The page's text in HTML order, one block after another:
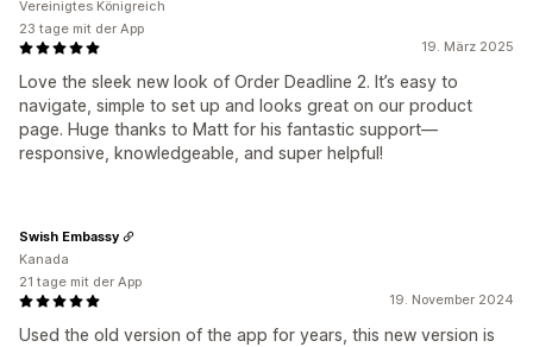
19. März 2025
Love the sleek new look of Order Deadline 2. It’s easy to
navigate, simple to set up and looks great on our product
page. Huge thanks to Matt for his fantastic support—
responsive, knowledgeable, and super helpful!
Vereinigtes Königreich
23 tage mit der App
19. November 2024
Used the old version of the app for years, this new version is
Swish Embassy
Kanada
21 tage mit der App